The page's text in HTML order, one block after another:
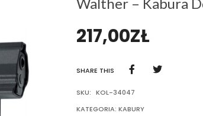
217,00ZŁ
SHARE THIS
SKU: KOL-34047
KATEGORIA: KABURY